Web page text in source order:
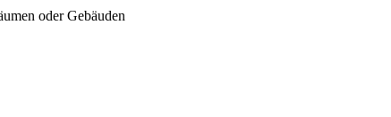
oder Gebäuden